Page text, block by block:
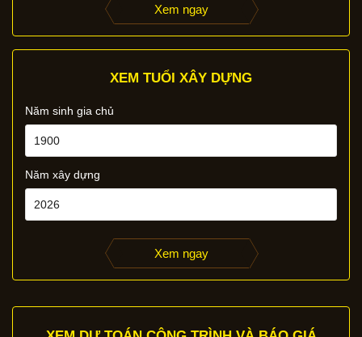
Xem ngay
XEM TUỔI XÂY DỰNG
Năm sinh gia chủ
Năm xây dựng
Xem ngay